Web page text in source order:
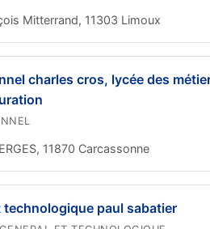
Mitterrand, 11303 Limoux
charles cros, lycée des
11870 Carcassonne
technologique paul sabatier